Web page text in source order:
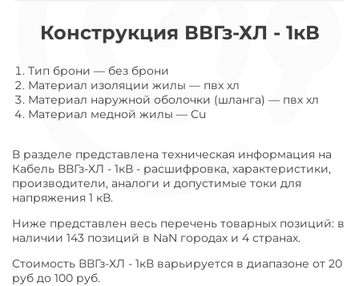
Конструкция ВВГз-ХЛ - 1кВ
Тип брони — без брони
Материал изоляции жилы — пвх хл
Материал наружной оболочки (шланга) — пвх хл
Материал медной жилы — Cu
В разделе представлена техническая информация на
Кабель ВВГз-ХЛ - 1кВ - расшифровка, характеристики,
производители, аналоги и допустимые токи для
напряжения 1 кВ.
Ниже представлен весь перечень товарных позиций: в
наличии 143 позиций в NaN городах и 4 странах.
Стоимость ВВГз-ХЛ - 1кВ варьируется в диапазоне от 20
руб до 100 руб.